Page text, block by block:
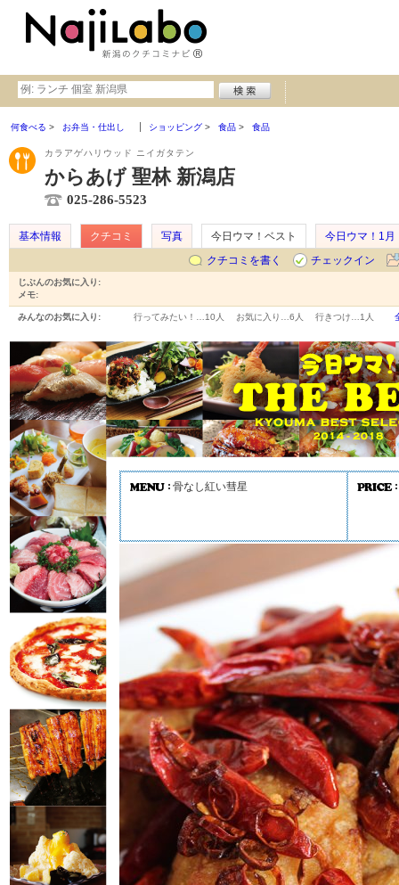
何食べる お弁当・仕出し ショッピング 食品 食品
カラアゲハリウッド ニイガタテン
からあげ 聖林 新潟店
025-286-5523
基本情報 クチコミ 写真 今日ウマ！ベスト
今日ウマ！1月
クチコミを書く
チェックイン
じぶんのお気に入り:
メモ:
みんなのお気に入り: 行ってみたい！… 10人 お気に入り… 6人 行きつけ… 1人
骨なし紅い彗星